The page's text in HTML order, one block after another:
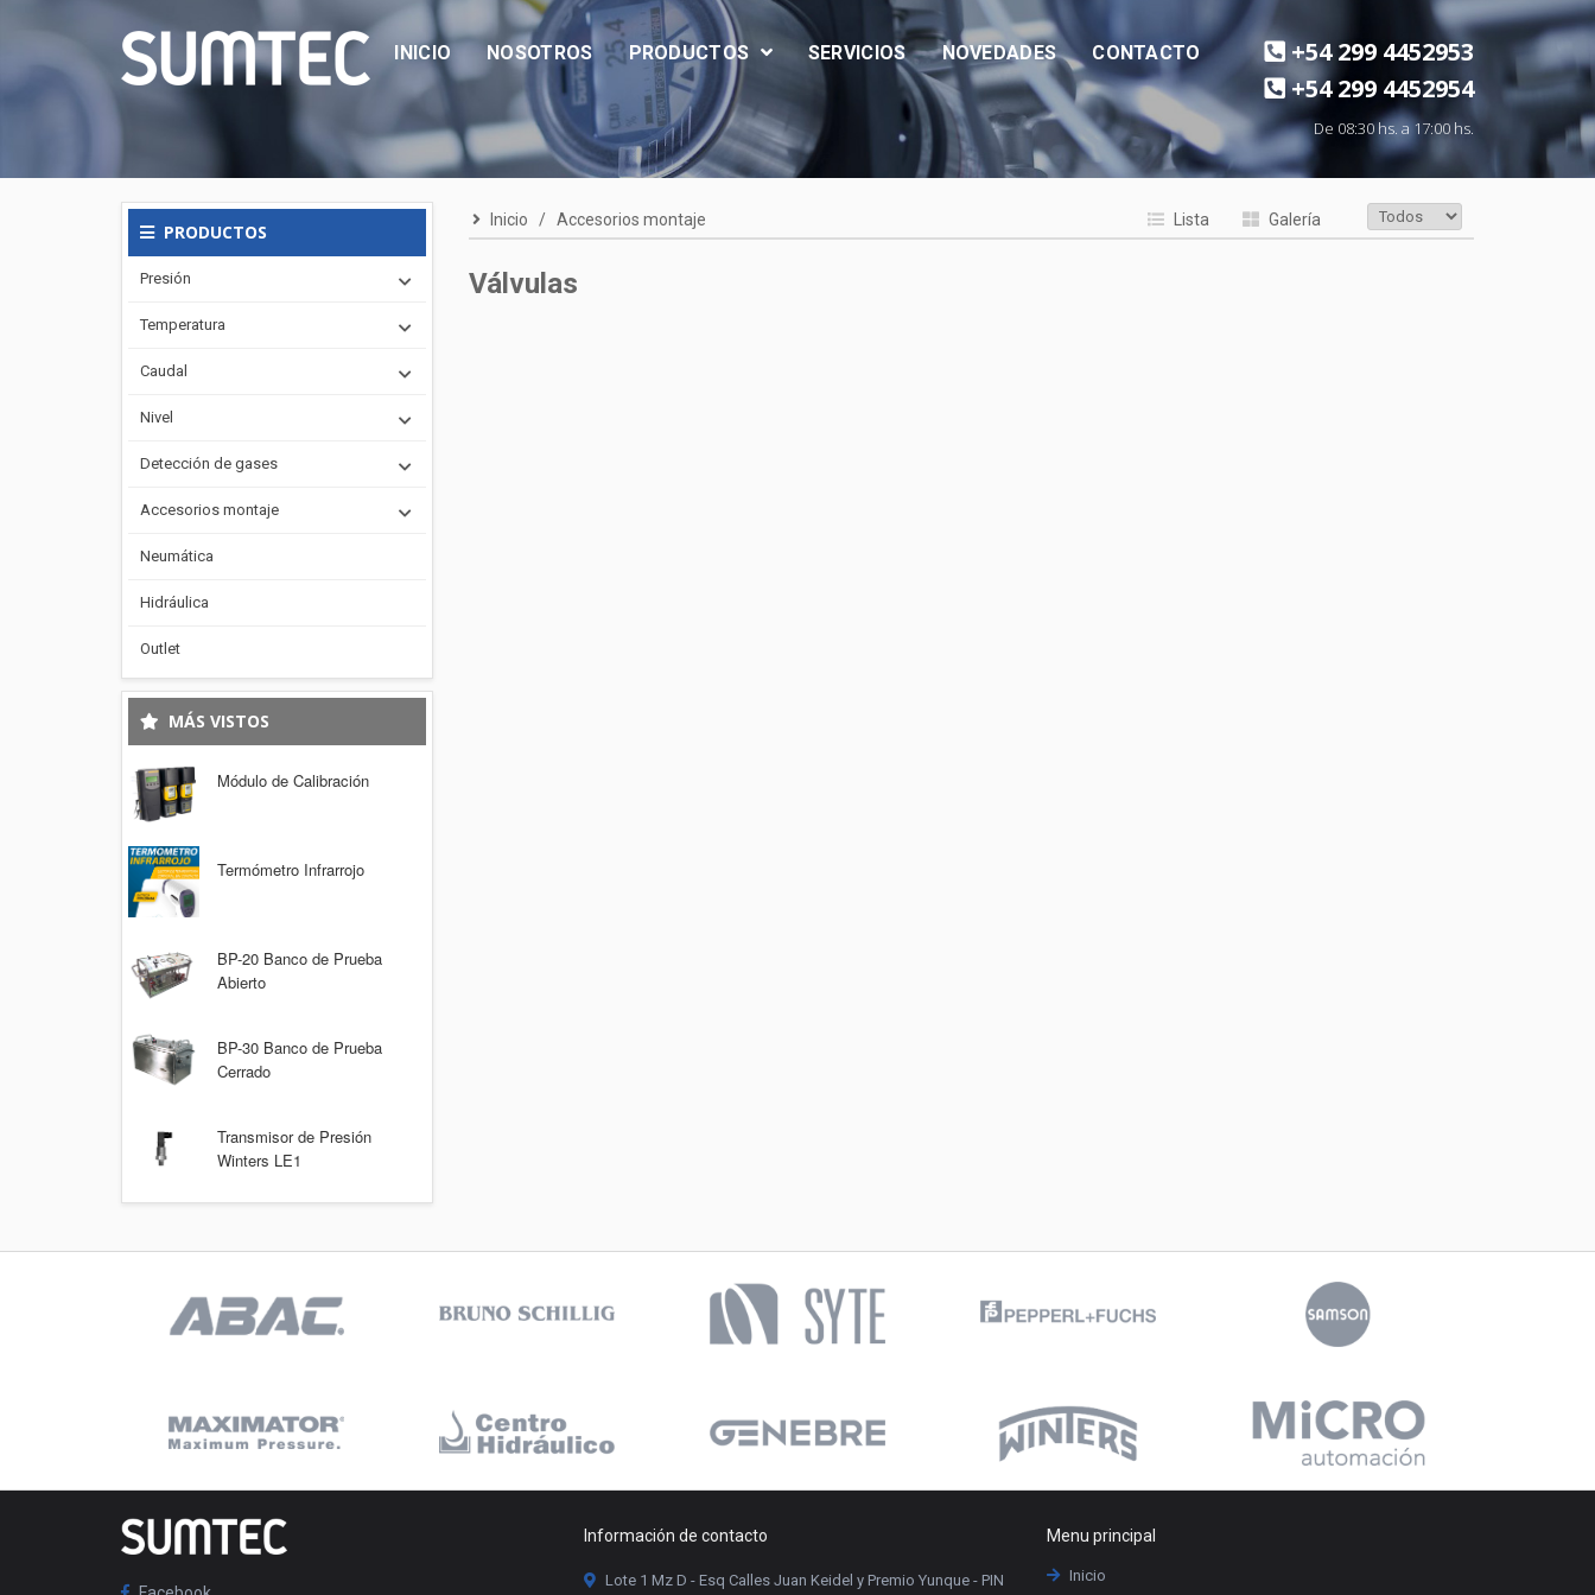
INICIO NOSOTROS PRODUCTOS SERVICIOS NOVEDADES CONTACTO
+54 299 4452953
+54 299 4452954
De 08:30 hs. a 17:00 hs.
PRODUCTOS
Presión
Temperatura
Caudal
Nivel
Detección de gases
Accesorios montaje
Neumática
Hidráulica
Outlet
MÁS VISTOS
Módulo de Calibración
Termómetro Infrarrojo
BP-20 Banco de Prueba
Abierto
BP-30 Banco de Prueba
Cerrado
Transmisor de Presión
Winters LE1
Inicio / Accesorios montaje Lista Galería
Válvulas
Información de contacto
Lote 1 Mz D - Esq Calles Juan Keidel y Premio Yunque - PIN
Menu principal
Inicio